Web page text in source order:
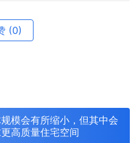
(0)
模会有所缩小，但其中会
高质量住宅空间